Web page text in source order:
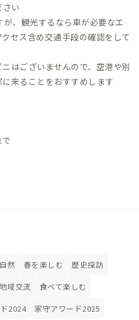
い
、観光するなら車が必要なエ
セス含め交通手段の確認をして
はございませんので、空港や別
来ることをおすすめします
自然 春を楽しむ
歴史探訪
地域交流
食べて楽しむ
2024
家守アワード2025